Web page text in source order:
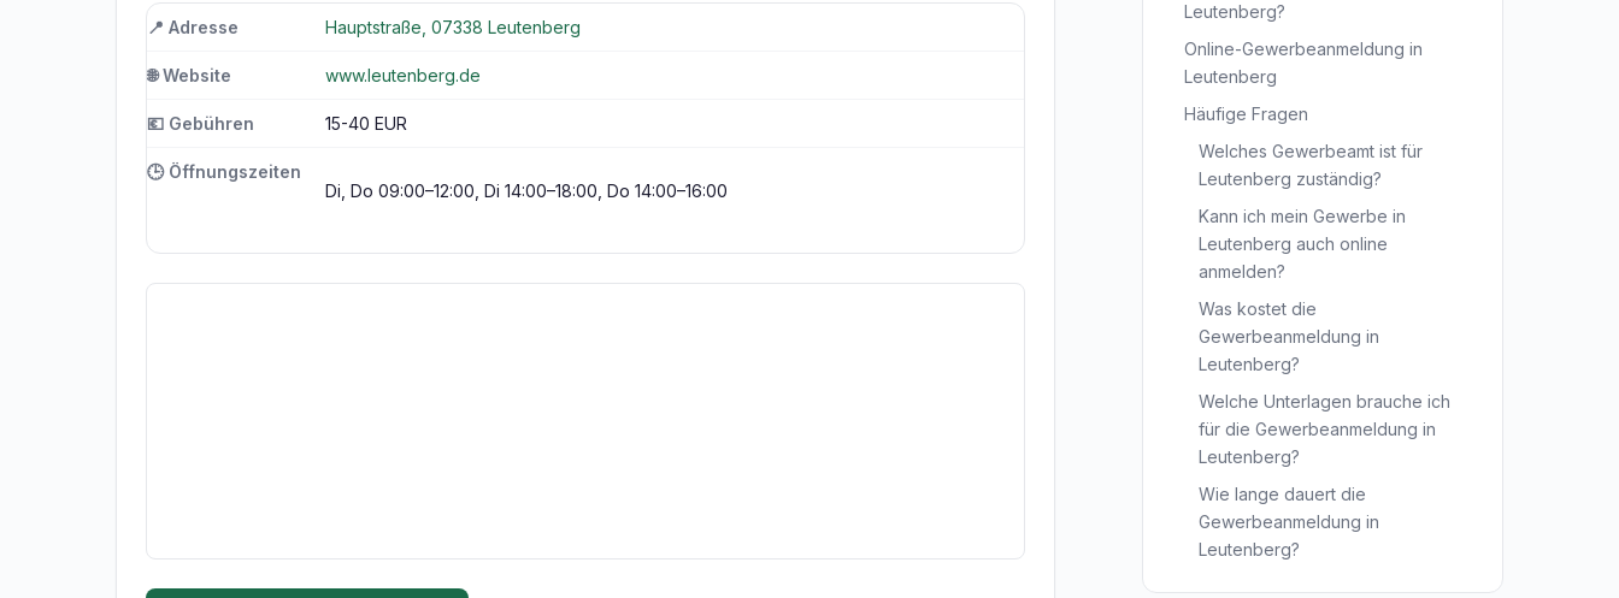
📍 Adresse Hauptstraße, 07338 Leutenberg
🌐 Website www.leutenberg.de
💶 Gebühren 15-40 EUR
🕒 Öffnungszeiten
Di, Do 09:00–12:00, Di 14:00–18:00, Do 14:00–16:00
Leutenberg?
Online-Gewerbeanmeldung in
Leutenberg
Häufige Fragen
Welches Gewerbeamt ist für
Leutenberg zuständig?
Kann ich mein Gewerbe in
Leutenberg auch online
anmelden?
Was kostet die
Gewerbeanmeldung in
Leutenberg?
Welche Unterlagen brauche ich
für die Gewerbeanmeldung in
Leutenberg?
Wie lange dauert die
Gewerbeanmeldung in
Leutenberg?